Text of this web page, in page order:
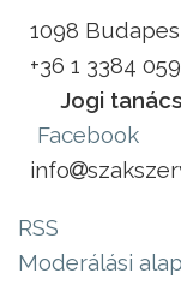
1098
+36 1 3384 059
Jogi
Facebook
info
RSS
Moderálási